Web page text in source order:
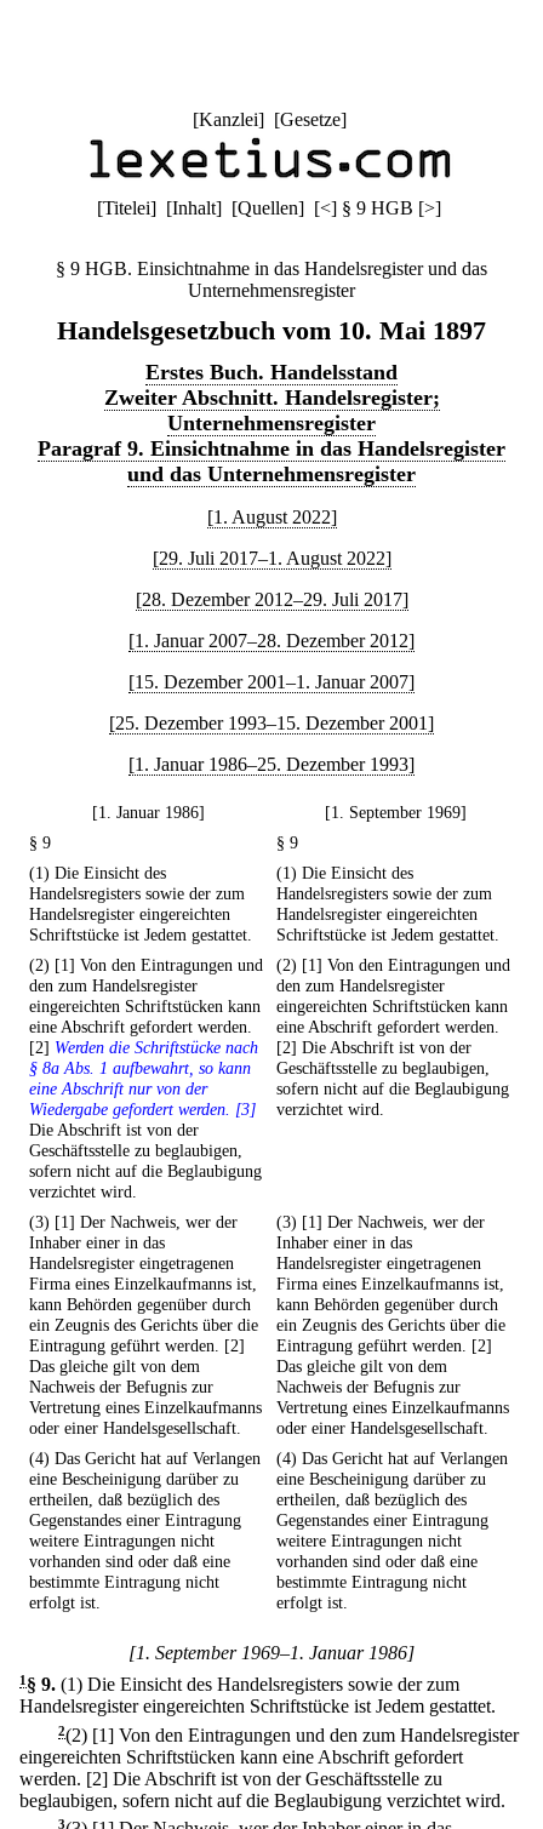
[Kanzlei] [Gesetze]
[Titelei] [Inhalt] [Quellen] [<] § 9 HGB [>]
§ 9 HGB. Einsichtnahme in das Handelsregister und das
Unternehmensregister
Handelsgesetzbuch vom 10. Mai 1897
Erstes Buch. Handelsstand
Zweiter Abschnitt. Handelsregister;
Unternehmensregister
Paragraf 9. Einsichtnahme in das Handelsregister
und das Unternehmensregister
[1. August 2022]
[29. Juli 2017–1. August 2022]
[28. Dezember 2012–29. Juli 2017]
[1. Januar 2007–28. Dezember 2012]
[15. Dezember 2001–1. Januar 2007]
[25. Dezember 1993–15. Dezember 2001]
[1. Januar 1986–25. Dezember 1993]
[1. Januar 1986]
[1. September 1969]
§ 9
§ 9
(1) Die Einsicht des
Handelsregisters sowie der zum
Handelsregister eingereichten
Schriftstücke ist Jedem gestattet.
(1) Die Einsicht des
Handelsregisters sowie der zum
Handelsregister eingereichten
Schriftstücke ist Jedem gestattet.
(2) [1] Von den Eintragungen und
den zum Handelsregister
eingereichten Schriftstücken kann
eine Abschrift gefordert werden.
[2] Werden die Schriftstücke nach
§ 8a Abs. 1 aufbewahrt, so kann
eine Abschrift nur von der
Wiedergabe gefordert werden. [3]
Die Abschrift ist von der
Geschäftsstelle zu beglaubigen,
sofern nicht auf die Beglaubigung
verzichtet wird.
(2) [1] Von den Eintragungen und
den zum Handelsregister
eingereichten Schriftstücken kann
eine Abschrift gefordert werden.
[2] Die Abschrift ist von der
Geschäftsstelle zu beglaubigen,
sofern nicht auf die Beglaubigung
verzichtet wird.
(3) [1] Der Nachweis, wer der
Inhaber einer in das
Handelsregister eingetragenen
Firma eines Einzelkaufmanns ist,
kann Behörden gegenüber durch
ein Zeugnis des Gerichts über die
Eintragung geführt werden. [2]
Das gleiche gilt von dem
Nachweis der Befugnis zur
Vertretung eines Einzelkaufmanns
oder einer Handelsgesellschaft.
(3) [1] Der Nachweis, wer der
Inhaber einer in das
Handelsregister eingetragenen
Firma eines Einzelkaufmanns ist,
kann Behörden gegenüber durch
ein Zeugnis des Gerichts über die
Eintragung geführt werden. [2]
Das gleiche gilt von dem
Nachweis der Befugnis zur
Vertretung eines Einzelkaufmanns
oder einer Handelsgesellschaft.
(4) Das Gericht hat auf Verlangen
eine Bescheinigung darüber zu
ertheilen, daß bezüglich des
Gegenstandes einer Eintragung
weitere Eintragungen nicht
vorhanden sind oder daß eine
bestimmte Eintragung nicht
erfolgt ist.
(4) Das Gericht hat auf Verlangen
eine Bescheinigung darüber zu
ertheilen, daß bezüglich des
Gegenstandes einer Eintragung
weitere Eintragungen nicht
vorhanden sind oder daß eine
bestimmte Eintragung nicht
erfolgt ist.
[1. September 1969–1. Januar 1986]
1§ 9. (1) Die Einsicht des Handelsregisters sowie der zum
Handelsregister eingereichten Schriftstücke ist Jedem gestattet.
2(2) [1] Von den Eintragungen und den zum Handelsregister
eingereichten Schriftstücken kann eine Abschrift gefordert
werden. [2] Die Abschrift ist von der Geschäftsstelle zu
beglaubigen, sofern nicht auf die Beglaubigung verzichtet wird.
3